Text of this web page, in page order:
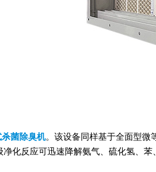
菌除臭机。该设备同样基于全面型微
化反应可迅速降解氨气、硫化氢、